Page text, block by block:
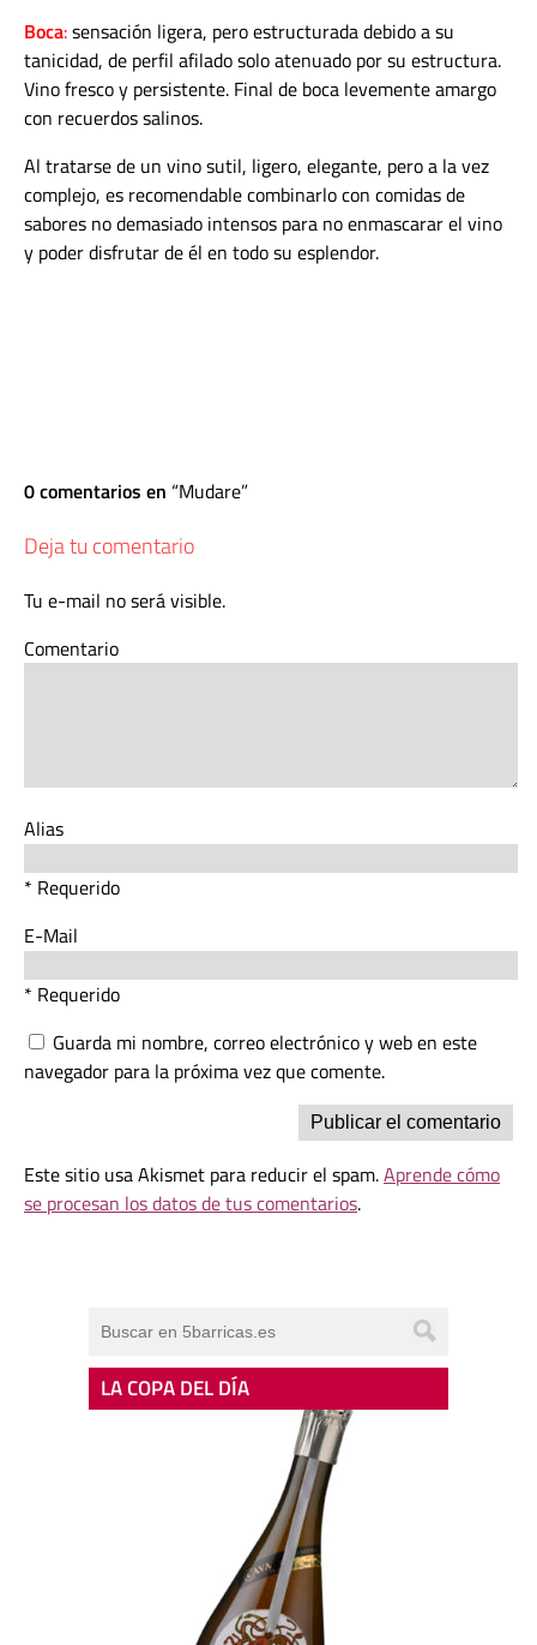
Boca:sensación ligera, pero estructurada debido a su
tanicidad, de perfil afilado solo atenuado por su estructura.
Vino fresco y persistente. Final de boca levemente amargo
con recuerdos salinos.
Al tratarse de un vino sutil, ligero, elegante, pero a la vez
complejo, es recomendable combinarlo con comidas de
sabores no demasiado intensos para no enmascarar el vino
y poder disfrutar de él en todo su esplendor.
0 comentarios en Mudare
Deja tu comentario
Tu e-mail no será visible.
Comentario
Alias
* Requerido
E-Mail
* Requerido
Guarda mi nombre, correo electrónico y web en este
navegador para la próxima vez que comente.
Este sitio usa Akismet para reducir el spam.Aprende cómo
se procesan los datos de tus comentarios.
LA COPA DEL DÍA